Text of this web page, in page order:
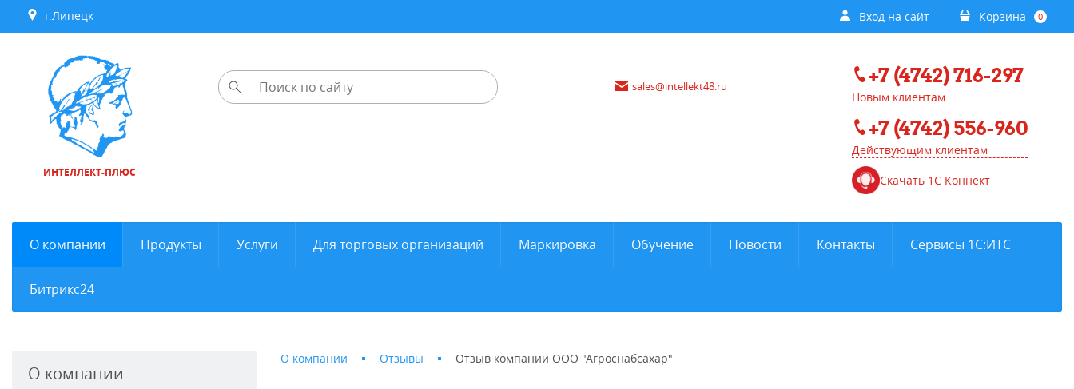
г.Липецк Вход на сайт Корзина 0
ИНТЕЛЛЕКТ-ПЛЮС
sales@intellekt48.ru +7 (4742) 716-297
Новым клиентам
+7 (4742) 556-960
Действующим клиентам
Скачать 1С Коннект
О компании Продукты Услуги Для торговых организаций Маркировка Обучение Новости Контакты Сервисы 1С:ИТС
Битрикс24
О компании
О компании Отзывы Отзыв компании ООО "Агроснабсахар"